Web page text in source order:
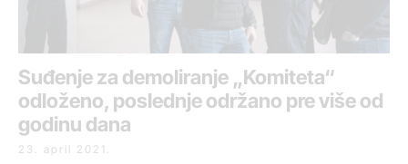
Suđenje za demoliranje „Komiteta“
odloženo, poslednje održano pre više od
godinu dana
23. april 2021.